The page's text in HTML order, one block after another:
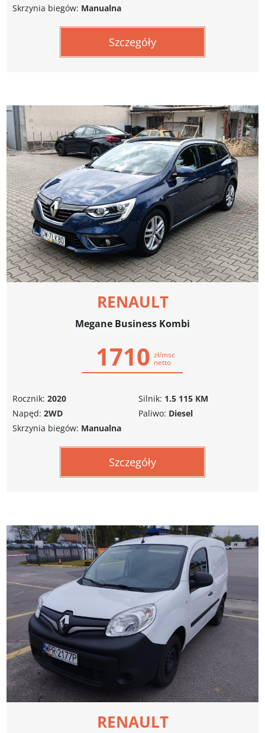
Skrzynia biegów: Manualna
Szczegóły
RENAULT
Megane Business Kombi
1710 zł/msc
netto
Rocznik: 2020
Napęd: 2WD
Silnik: 1.5 115 KM
Paliwo: Diesel
Skrzynia biegów: Manualna
Szczegóły
RENAULT